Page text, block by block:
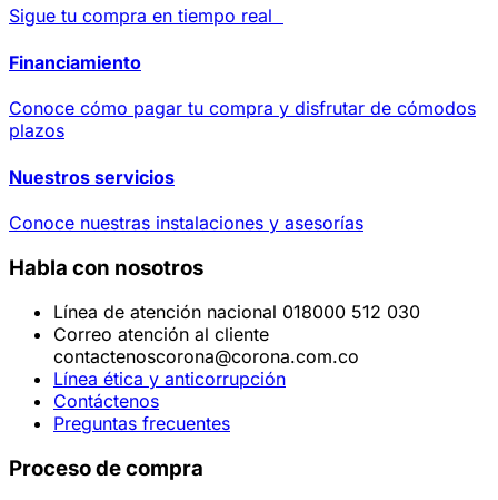
Sigue tu compra en tiempo real
Financiamiento
Conoce cómo pagar tu compra y disfrutar de cómodos
plazos
Nuestros servicios
Conoce nuestras instalaciones y asesorías
Habla con nosotros
Línea de atención nacional 018000 512 030
Correo atención al cliente
contactenoscorona@corona.com.co
Línea ética y anticorrupción
Contáctenos
Preguntas frecuentes
Proceso de compra